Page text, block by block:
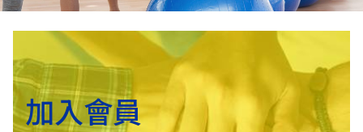
加入會員